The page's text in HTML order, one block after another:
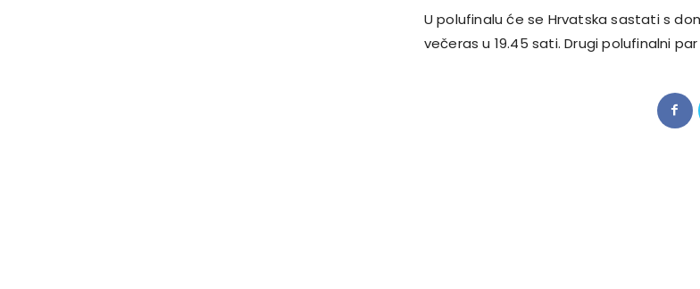
U polufinalu će se Hrvatska sastati s
večeras u 19.45 sati. Drugi polufinalni